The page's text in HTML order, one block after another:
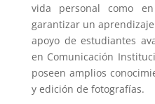
vida personal como
garantizar un
apoyo de estudiantes
en Comunicación
poseen amplios
y edición de fotografías.